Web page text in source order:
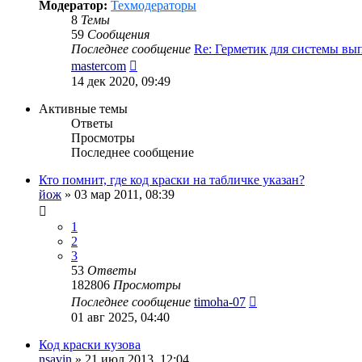
Модератор: Техмодераторы
8 Темы
59 Сообщения
Последнее сообщение Re: Герметик для системы
mastercom
к
14 дек 2020, 09:49
Активные темы
Ответы
Просмотры
Последнее сообщение
Кто помнит, где код краски на табличке указан?
йож » 03 мар 2011, 08:39
1
2
3
53 Ответы
182806 Просмотры
Последнее сообщение timoha-07
01 авг 2025, 04:40
Код краски кузова